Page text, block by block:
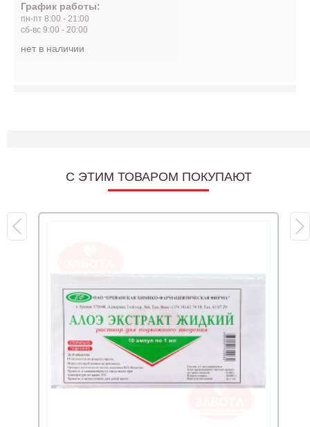
График работы:
пн-пт 8:00 - 21:00
сб-вс 9:00 - 20:00
нет в наличии
C ЭТИМ ТОВАРОМ ПОКУПАЮТ